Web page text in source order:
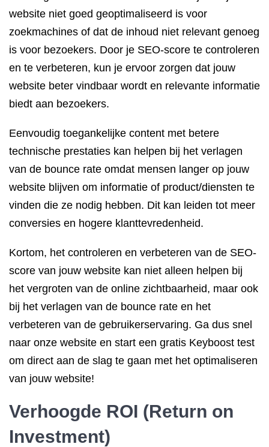
website niet goed geoptimaliseerd is voor
zoekmachines of dat de inhoud niet relevant genoeg
is voor bezoekers. Door je SEO-score te controleren
en te verbeteren, kun je ervoor zorgen dat jouw
website beter vindbaar wordt en relevante informatie
biedt aan bezoekers.
Eenvoudig toegankelijke content met betere
technische prestaties kan helpen bij het verlagen
van de bounce rate omdat mensen langer op jouw
website blijven om informatie of product/diensten te
vinden die ze nodig hebben. Dit kan leiden tot meer
conversies en hogere klanttevredenheid.
Kortom, het controleren en verbeteren van de SEO-
score van jouw website kan niet alleen helpen bij
het vergroten van de online zichtbaarheid, maar ook
bij het verlagen van de bounce rate en het
verbeteren van de gebruikerservaring. Ga dus snel
naar onze website en start een gratis Keyboost test
om direct aan de slag te gaan met het optimaliseren
van jouw website!
Verhoogde ROI (Return on
Investment)